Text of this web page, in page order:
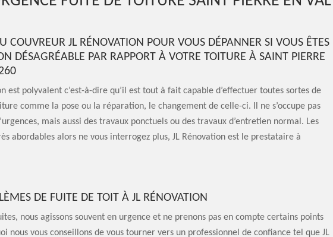
COUVREUR JL RÉNOVATION POUR VOUS DÉPANNER SI VOUS ÊTES
DÉSAGRÉABLE PAR RAPPORT À VOTRE TOITURE À SAINT PIERRE
est polyvalent c’est-à-dire qu’il est tout à fait capable d’effectuer toutes sortes de
comme la pose ou la réparation, le changement de celle-ci. Il ne s’occupe pas
mais aussi des travaux ponctuels ou des travaux d’entretien normal. Les
abordables alors ne vous interrogez plus, JL Rénovation est le prestataire à
DE FUITE DE TOIT À JL RÉNOVATION
nous agissons souvent en urgence et ne prenons pas en compte certains points
nous vous conseillons de vous tourner vers un professionnel de confiance tel que JL